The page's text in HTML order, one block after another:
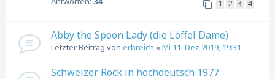
1 2 3 4
Abby the Spoon Lady (die Löffel Dame)
Letzter Beitrag von erbreich «Mi 11. Dez 2019, 19:31
Schweizer Rock in hochdeutsch 1977